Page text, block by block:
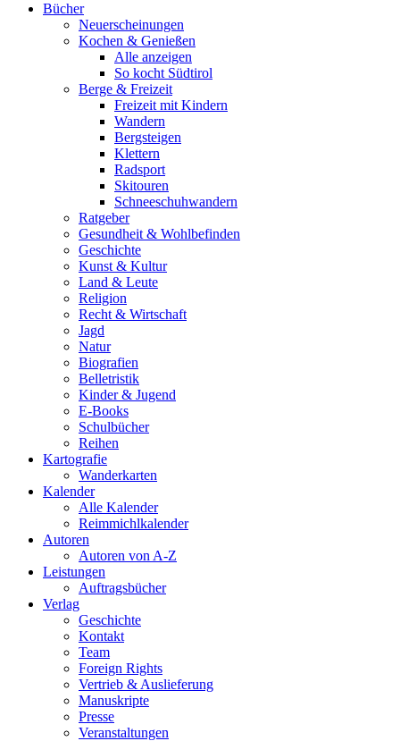
Bücher
Neuerscheinungen
Kochen & Genießen
Alle anzeigen
So kocht Südtirol
Berge & Freizeit
Freizeit mit Kindern
Wandern
Bergsteigen
Klettern
Radsport
Skitouren
Schneeschuhwandern
Ratgeber
Gesundheit & Wohlbefinden
Geschichte
Kunst & Kultur
Land & Leute
Religion
Recht & Wirtschaft
Jagd
Natur
Biografien
Belletristik
Kinder & Jugend
E-Books
Schulbücher
Reihen
Kartografie
Wanderkarten
Kalender
Alle Kalender
Reimmichlkalender
Autoren
Autoren von A-Z
Leistungen
Auftragsbücher
Verlag
Geschichte
Kontakt
Team
Foreign Rights
Vertrieb & Auslieferung
Manuskripte
Presse
Veranstaltungen